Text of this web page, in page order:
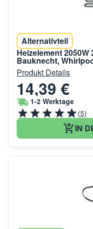
Alternativteil
Heizelement 2050W
Bauknecht,
Produkt Details
14,39 €
1-2 Werktage
(5)
IN